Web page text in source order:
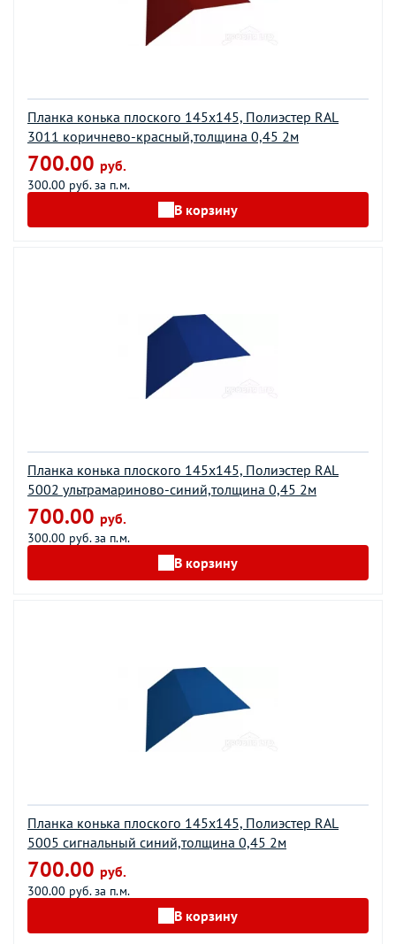
Планка конька плоского 145х145, Полиэстер RAL
3011 коричнево-красный,толщина 0,45 2м
700.00 руб.
300.00 руб. за п.м.
В корзину
Планка конька плоского 145х145, Полиэстер RAL
5002 ультрамариново-синий,толщина 0,45 2м
700.00 руб.
300.00 руб. за п.м.
В корзину
Планка конька плоского 145х145, Полиэстер RAL
5005 сигнальный синий,толщина 0,45 2м
700.00 руб.
300.00 руб. за п.м.
В корзину